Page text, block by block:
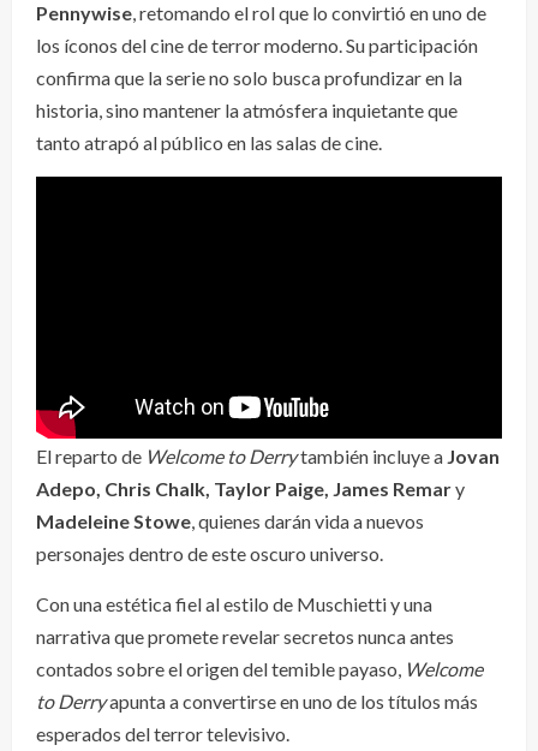
Pennywise, retomando el rol que lo convirtió en uno de
los íconos del cine de terror moderno. Su participación
confirma que la serie no solo busca profundizar en la
historia, sino mantener la atmósfera inquietante que
tanto atrapó al público en las salas de cine.
El reparto de Welcome to Derrytambién incluye a Jovan
Adepo, Chris Chalk, Taylor Paige, James Remary
Madeleine Stowe , quienes darán vida a nuevos
personajes dentro de este oscuro universo.
Con una estética fiel al estilo de Muschietti y una
narrativa que promete revelar secretos nunca antes
contados sobre el origen del temible payaso, Welcome
to Derryapunta a convertirse en uno de los títulos más
esperados del terror televisivo.